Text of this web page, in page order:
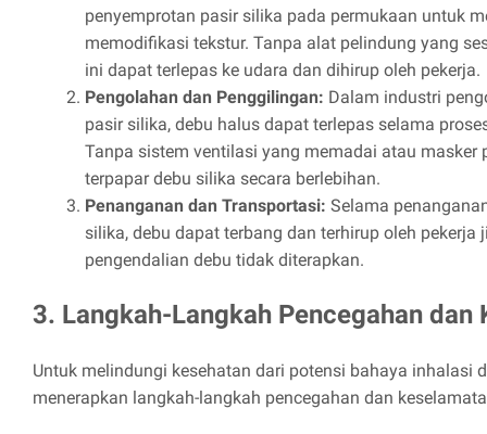
penyemprotan pasir silika pada permukaan untuk
memodifikasi tekstur. Tanpa alat pelindung yang
ini dapat terlepas ke udara dan dihirup oleh pekerja.
Pengolahan dan Penggilingan: Dalam industri
pasir silika, debu halus dapat terlepas selama
Tanpa sistem ventilasi yang memadai atau masker
terpapar debu silika secara berlebihan.
Penanganan dan Transportasi: Selama
silika, debu dapat terbang dan terhirup oleh pekerja
pengendalian debu tidak diterapkan.
3. Langkah-Langkah Pencegahan dan
Untuk melindungi kesehatan dari potensi bahaya inhalasi
menerapkan langkah-langkah pencegahan dan